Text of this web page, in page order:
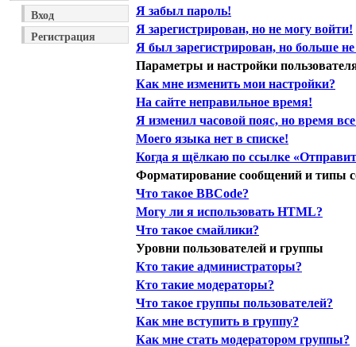
Вход
Регистрация
Я забыл пароль!
Я зарегистрирован, но не могу войти!
Я был зарегистрирован, но больше
Параметры и настройки
Как мне изменить мои настройки?
На сайте неправильное время!
Я изменил часовой пояс, но время
Моего языка нет в списке!
Когда я щёлкаю по ссылке
Форматирование сообщений и типы
Что такое BBCode?
Могу ли я использовать HTML?
Что такое смайлики?
Уровни пользователей и группы
Кто такие администраторы?
Кто такие модераторы?
Что такое группы пользователей?
Как мне вступить в группу?
Как мне стать модератором группы?